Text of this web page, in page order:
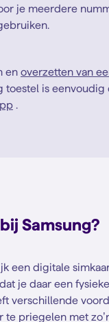
je meerdere
en overzetten van
toestel is eenvoudig
.
Samsung?
een digitale
je daar een
verschillende
te priegelen met